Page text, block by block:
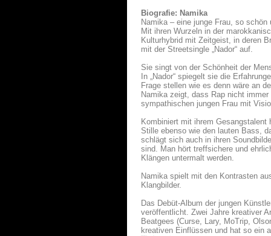
Biografie: Namika
Namika – eine junge Frau, so schön
Mit ihren Wurzeln in der
Kulturhybrid mit Zeitgeist, in deren
mit der Streetsingle „Nador“ auf.
Sie singt von der Schönheit der
In „Nador“ spiegelt sie die
Frage stellen wie es denn wäre an
Namika zeigt, dass Rap nicht
sympathischen jungen Frau mit
Kombiniert mit ihrem
Stille ebenso wie den lauten Bass,
schlägt sich auch in ihren
sind. Man hört treffsichere und
Klängen untermalt werden.
Namika spielt mit den Kontrasten
Klangbilder.
Das Debüt-Album der jungen
veröffentlicht. Zwei Jahre kreativer
Beatgees (Curse, Lary, MoTrip,
kreativen Einflüssen und hat so ein